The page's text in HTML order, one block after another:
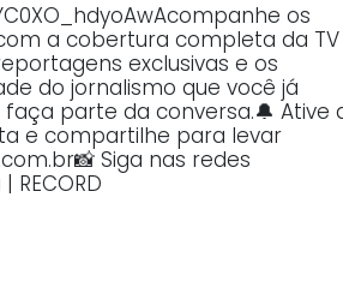
os
a cobertura completa da TV
exclusivas e os
do jornalismo que você já
parte da conversa.🔔 Ative
e compartilhe para levar
Siga nas redes